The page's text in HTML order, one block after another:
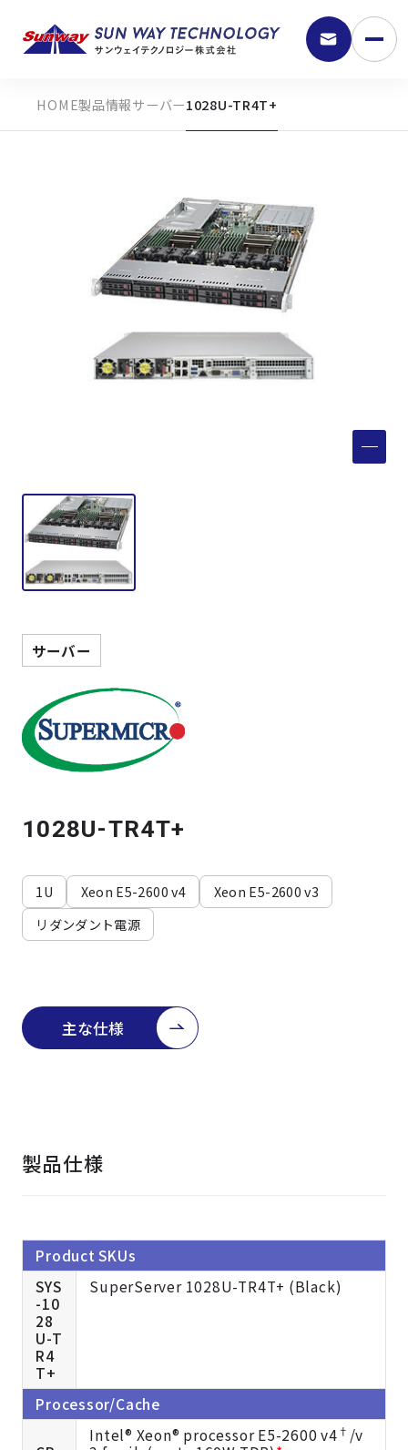
9:30 - 18:00
よくある質問
弊社の強み
サービス
サポート
会社案内
製品情報サーバー1028U-TR4T+
サーバー
1028U-TR4T+
1U Xeon E5-2600 v4
Xeon E5-2600 v3
リダンダント電源
主な仕様
製品仕様
Product SKUs
SYS
-10
28
U-T
R4
T+
SuperServer 1028U-TR4T+ (Black)
Processor/Cache
Intel® Xeon® processor E5-2600 v4 † /v